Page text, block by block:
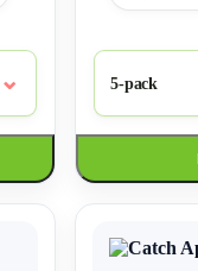
⌄ 5-pack